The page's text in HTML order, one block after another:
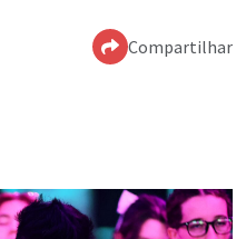
Compartilhar